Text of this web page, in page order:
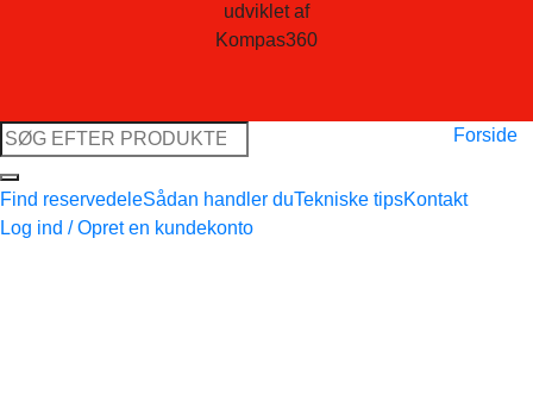
udviklet af
Kompas360
Søg
efter:
Forside
Find reservedeleSådan handler duTekniske tipsKontakt
Log ind / Opret en kundekonto